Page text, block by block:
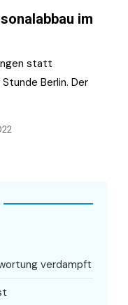
im
statt
Berlin. Der
verdampft